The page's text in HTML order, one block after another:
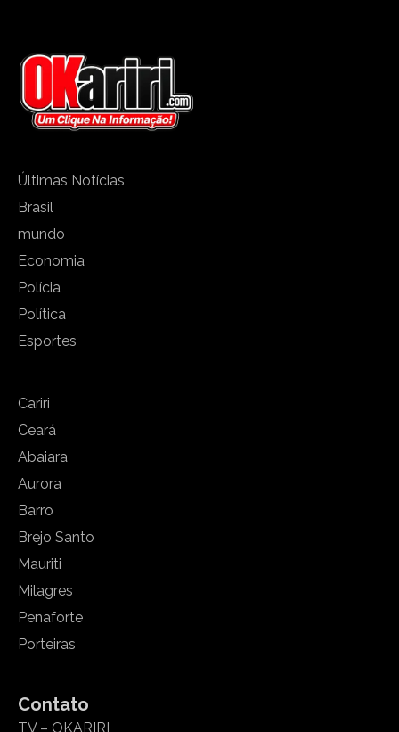
Últimas Notícias
Brasil
mundo
Economia
Polícia
Política
Esportes
Cariri
Ceará
Abaiara
Aurora
Barro
Brejo Santo
Mauriti
Milagres
Penaforte
Porteiras
Contato
TV – OKARIRI